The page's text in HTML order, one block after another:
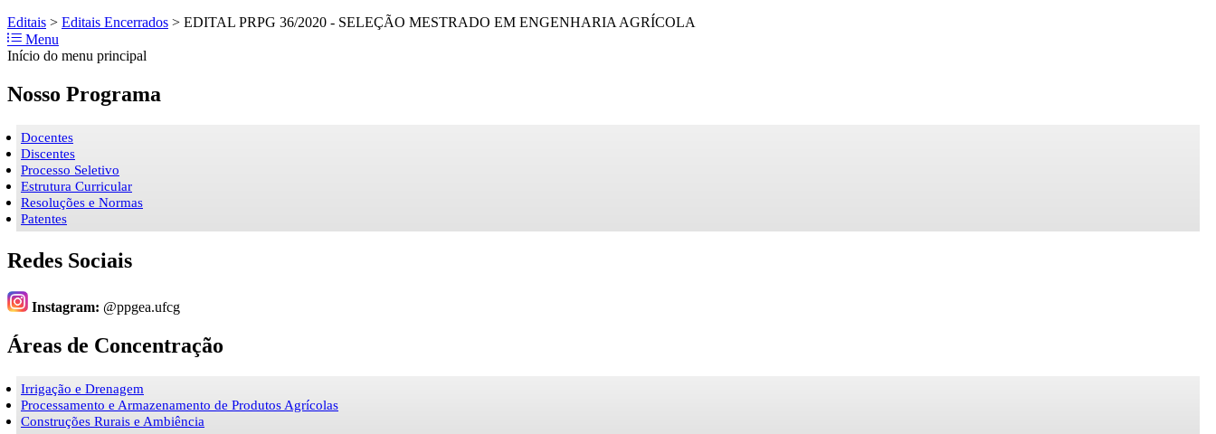
Editais > Editais Encerrados > EDITAL PRPG 36/2020 - SELEÇÃO MESTRADO EM ENGENHARIA AGRÍCOLA
Menu
Início do menu principal
Nosso Programa
Docentes
Discentes
Processo Seletivo
Estrutura Curricular
Resoluções e Normas
Patentes
Redes Sociais
Instagram: @ppgea.ufcg
Áreas de Concentração
Irrigação e Drenagem
Processamento e Armazenamento de Produtos Agrícolas
Construções Rurais e Ambiência